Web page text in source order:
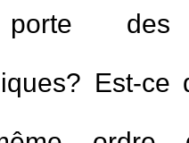
des
Est-ce